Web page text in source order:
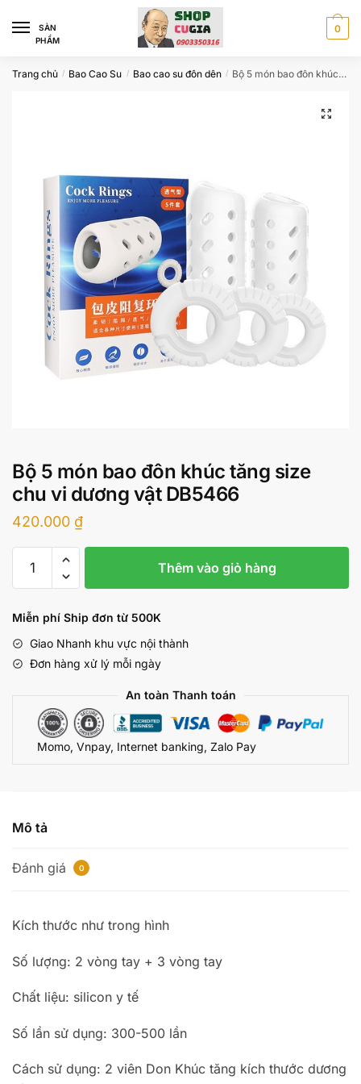
navigation
content
SÀN
PHẨM
0
Trang chủ / Bao Cao Su / Bao cao su đôn dên / Bộ 5 món bao đôn khúc tăng size chu vi dương vật DB5466
Bộ 5 món bao đôn khúc tăng size
chu vi dương vật DB5466
420.000 ₫
bao
khúc
tăng
dương
lượng
Thêm vào giỏ hàng
Miễn phí Ship đơn từ 500K
Giao Nhanh khu vực nội thành
Đơn hàng xử lý mỗi ngày
An toàn Thanh toán
Momo, Vnpay, Internet banking, Zalo Pay
Mô tả
Đánh giá 0
Kích thước như trong hình
Số lượng: 2 vòng tay + 3 vòng tay
Chất liệu: silicon y tế
Số lần sử dụng: 300-500 lần
Cách sử dụng: 2 viên Don Khúc tăng kích thước dương